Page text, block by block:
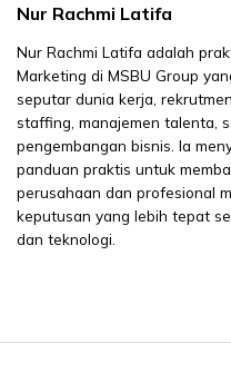
Nur Rachmi Latifa
Nur Rachmi Latifa adalah
Marketing di MSBU Group
seputar dunia kerja,
staffing, manajemen talenta,
pengembangan bisnis. Ia
panduan praktis untuk
perusahaan dan profesional
keputusan yang lebih tepat
dan teknologi.